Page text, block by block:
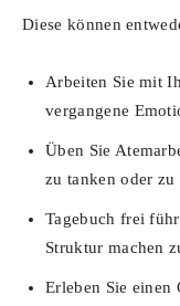
Diese können
Arbeiten Sie mit
vergangene
Üben Sie
zu tanken oder zu
Tagebuch frei
Struktur machen
Erleben Sie einen